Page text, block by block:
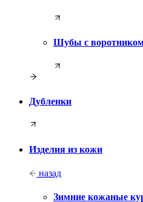
Шубы с
Дубленки
Изделия из кожи
назад
Зимние кожаные